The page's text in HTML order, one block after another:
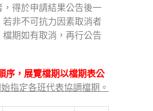
通
過
公
中
得於申請結果公告後一
非不可抗力因素取消者
期如有取消，再行公告
序，展覽檔期以檔期表公
指定各班代表協調檔期。